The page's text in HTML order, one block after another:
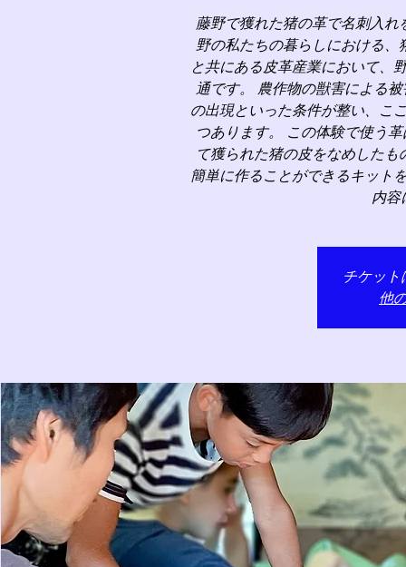
藤野で獲れた猪の革で名刺入
野の私たちの暮らしにおける
と共にある皮革産業において、
通です。 農作物の獣害による
の出現といった条件が整い、こ
つあります。 この体験で使う
て獲られた猪の皮をなめした
簡単に作ることができるキット
内容
チケット
他